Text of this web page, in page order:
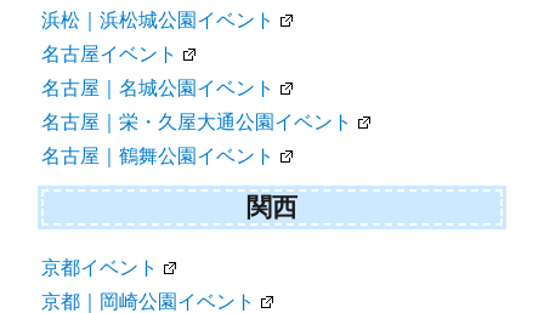
浜松｜浜松城公園イベント
名古屋イベント
名古屋｜名城公園イベント
名古屋｜栄・久屋大通公園イベント
名古屋｜鶴舞公園イベント
関西
京都イベント
京都｜岡崎公園イベント